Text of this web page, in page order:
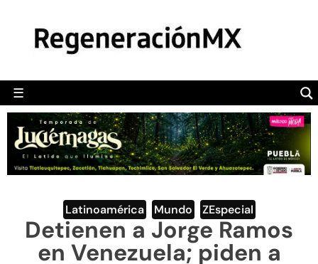
☰
POLÍTICA
CAMALEÓN
OPINIÓN
DEPORTES
ENGLISH SECTION
VIDEOS
Latinoamérica Mundo ZEspecial
Detienen a Jorge Ramos
en Venezuela; piden a